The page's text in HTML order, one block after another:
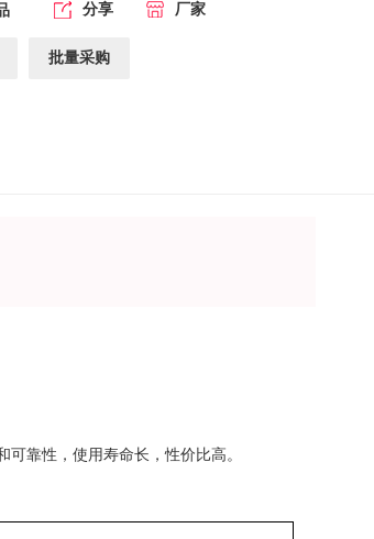
分享 厂家
批量采购
靠性，使用寿命长，性价比高。